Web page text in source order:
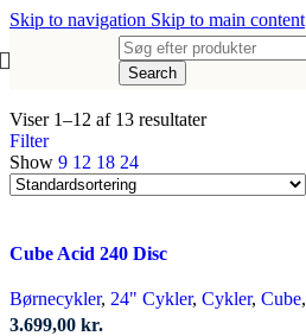
Skip to navigation Skip to main content
Search
Viser 1–12 af 13 resultater
Filter
Show 9 12 18 24
Cube Acid 240 Disc
Børnecykler, 24" Cykler, Cykler, Cube,
3.699,00 kr.